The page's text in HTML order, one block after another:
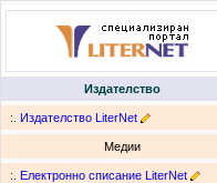
Издателство
:. Издателство LiterNet
Медии
:. Електронно списание LiterNet